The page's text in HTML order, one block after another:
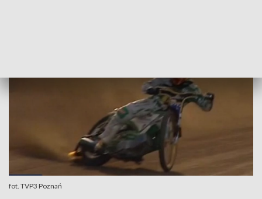
fot. TVP3 Poznań